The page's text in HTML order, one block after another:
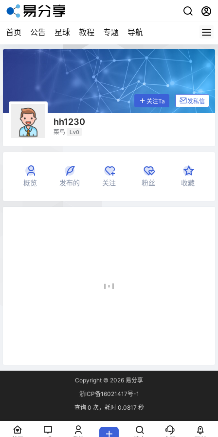
首页 公告 星球 教程 专题 导航
hh1230
菜鸟 Lv0
关注Ta 发私信
概览 发布的 关注 粉丝 收藏
Copyright © 2026 易分享
浙ICP备16021417号-1
查询 0 次，耗时 0.0817 秒